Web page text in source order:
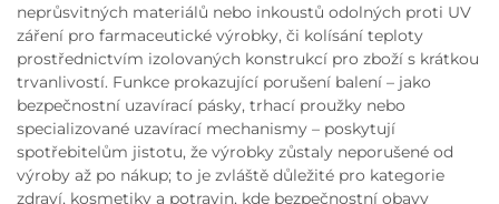
neprůsvitných materiálů nebo inkoustů odolných proti UV
záření pro farmaceutické výrobky, či kolísání teploty
prostřednictvím izolovaných konstrukcí pro zboží s krátkou
trvanlivostí. Funkce prokazující porušení balení – jako
bezpečnostní uzavírací pásky, trhací proužky nebo
specializované uzavírací mechanismy – poskytují
spotřebitelům jistotu, že výrobky zůstaly neporušené od
výroby až po nákup; to je zvláště důležité pro kategorie
zdraví, kosmetiky a potravin, kde bezpečnostní obavy